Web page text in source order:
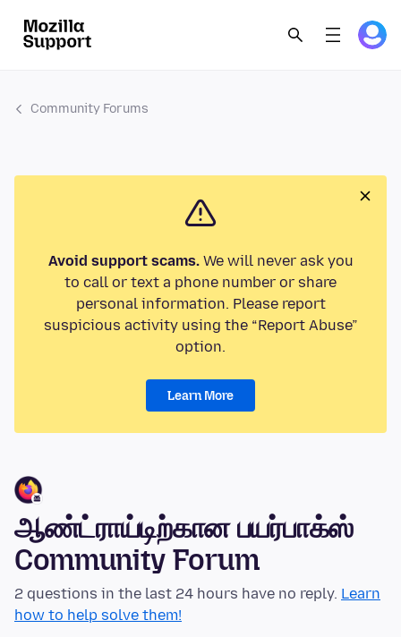
Community Forums
Avoid support scams.We will never ask you
to call or text a phone number or share
personal information. Please report
suspicious activity using the “Report Abuse”
option.
Learn More
ஆண்ட்ராய்டிற்கான பயர்பாக்ஸ்
Community Forum
2 questions in the last 24 hours have no reply. Learn
how to help solve them!